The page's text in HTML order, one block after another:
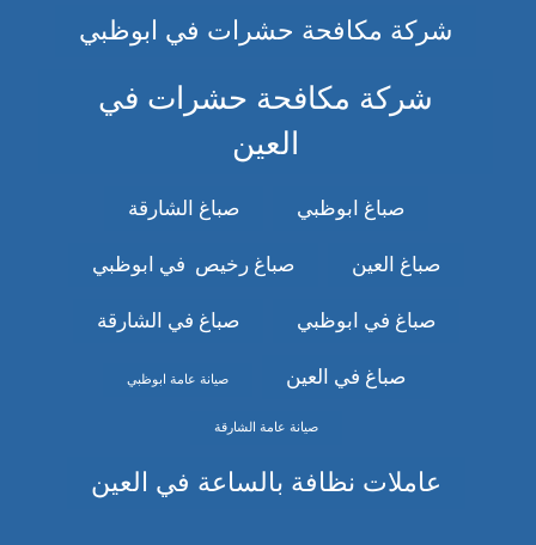
شركة مكافحة حشرات في ابوظبي
شركة مكافحة حشرات في
العين
صباغ ابوظبي صباغ الشارقة
صباغ العين صباغ رخيص في ابوظبي
صباغ في ابوظبي صباغ في الشارقة
صباغ في العين صيانة عامة ابوظبي
صيانة عامة الشارقة
عاملات نظافة بالساعة في العين